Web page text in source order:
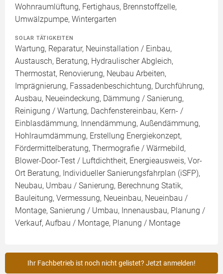
Wohnraumlüftung, Fertighaus, Brennstoffzelle,
Umwälzpumpe, Wintergarten
SOLAR TÄTIGKEITEN
Wartung, Reparatur, Neuinstallation / Einbau,
Austausch, Beratung, Hydraulischer Abgleich,
Thermostat, Renovierung, Neubau Arbeiten,
Imprägnierung, Fassadenbeschichtung, Durchführung,
Ausbau, Neueindeckung, Dämmung / Sanierung,
Reinigung / Wartung, Dachfenstereinbau, Kern- /
Einblasdämmung, Innendämmung, Außendämmung,
Hohlraumdämmung, Erstellung Energiekonzept,
Fördermittelberatung, Thermografie / Wärmebild,
Blower-Door-Test / Luftdichtheit, Energieausweis, Vor-
Ort Beratung, Individueller Sanierungsfahrplan (iSFP),
Neubau, Umbau / Sanierung, Berechnung Statik,
Bauleitung, Vermessung, Neueinbau, Neueinbau /
Montage, Sanierung / Umbau, Innenausbau, Planung /
Verkauf, Aufbau / Montage, Planung / Montage
Ihr Fachbetrieb ist noch nicht gelistet? Jetzt anmelden!